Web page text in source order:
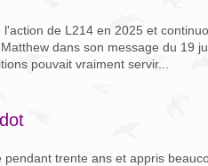
de L214 en 2025 et
dans son message du 19
pouvait vraiment servir...
pendant trente ans et appris